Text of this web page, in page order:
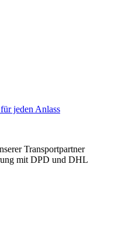
jeden Anlass
Transportpartner
mit DPD und DHL